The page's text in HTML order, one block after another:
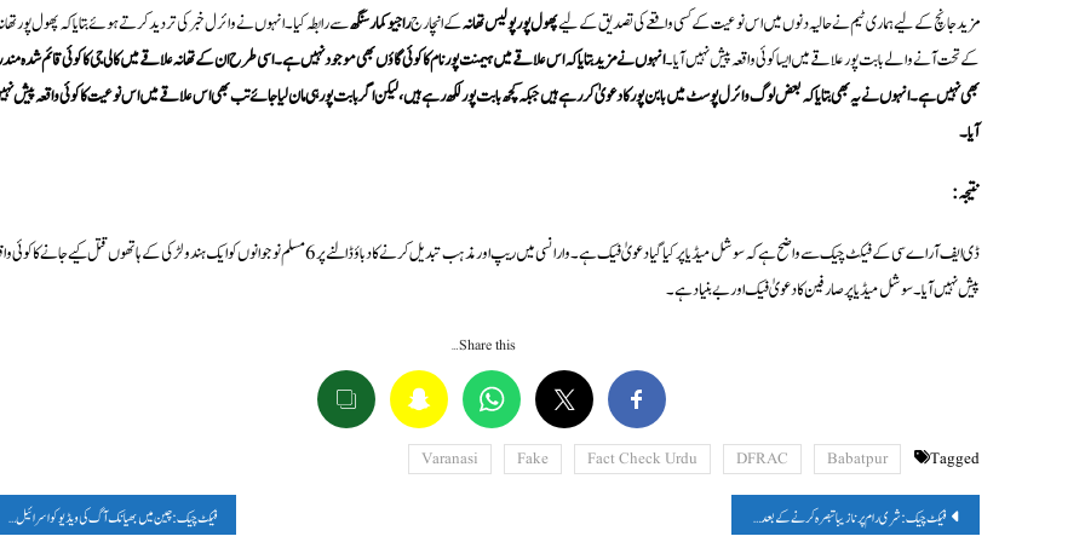
مزید جانچ کے لیے ہماری ٹیم نے حالیہ دنوں میں اس نوعیت کے کسی واقعے کی تصدیق کے لیےپھول پور پولیس تھانہکے انچارجراجیو کمار سنگھسے رابطہ کیا۔ انہوں نے وائرل خبر کی تردید کرتے ہوئے بتایا کہ پھول پور
کے تحت آنے والے بابت پور علاقے میں ایسا کوئی واقعہ پیش نہیں آیا۔انہوں نے مزید بتایا کہ اس علاقے میں ہیمنت پور نام کا کوئی گاؤں بھی موجود نہیں ہے۔ اسی طرح ان کے تھانہ علاقے میں کالی جی کا کوئی قائم شدہ
بھی نہیں ہے۔ انہوں نے یہ بھی بتایا کہ بعض لوگ وائرل پوسٹ میں بابن پور کا دعویٰ کر رہے ہیں جبکہ کچھ بابت پور لکھ رہے ہیں، لیکن اگر بابت پور ہی مان لیا جائے تب بھی اس علاقے میں اس نوعیت کا کوئی واقعہ پیش
آیا۔
نتیجہ:
ڈی ایف آر اے سی کے فیکٹ چیک سے واضح ہے کہ سوشل میڈیا پر کیا گیا دعویٰ فیک ہے۔ وارانسی میں ریپ اور مذہب تبدیل کرنے کا دباؤ ڈالنے پر 6 مسلم نوجوانوں کو ایک ہندو لڑکی کے ہاتھوں قتل کیے جانے کا
پیش نہیں آیا۔ سوشل میڈیا پر صارفین کا دعویٰ فیک اور بے بنیاد ہے۔
Share this…
Tagged
Babatpur
DFRAC
Fact Check Urdu
Fake
Varanasi
پوسٹوں
فیکٹ چیک: شری رام پر نازیبا تبصرہ کرنے کے بعد بھیم آرمی کے رہنما کی پٹائی کا دعویٰ گمراہ کن ہے فیکٹ چیک: چین میں بھیانک آگ کی ویڈیو کو اسرائیل کے ایران میں آئی آر جی سی ہیڈکوارٹر پر حملے کی ویڈیو بتا کر وائرل کیا گیا